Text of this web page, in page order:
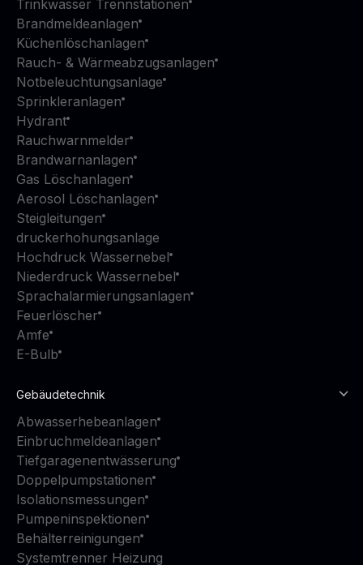
Trinkwasser Trennstationen
Brandmeldeanlagen
Küchenlöschanlagen
Rauch- & Wärmeabzugsanlagen
Notbeleuchtungsanlage
Sprinkleranlagen
Hydrant
Rauchwarnmelder
Brandwarnanlagen
Gas Löschanlagen
Aerosol Löschanlagen
Steigleitungen
druckerhohungsanlage
Hochdruck Wassernebel
Niederdruck Wassernebel
Sprachalarmierungsanlagen
Feuerlöscher
Amfe
E-Bulb
Gebäudetechnik
Abwasserhebeanlagen
Einbruchmeldeanlagen
Tiefgaragenentwässerung
Doppelpumpstationen
Isolationsmessungen
Pumpeninspektionen
Behälterreinigungen
Systemtrenner Heizung